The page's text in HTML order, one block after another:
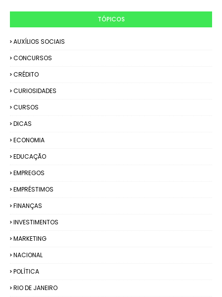
TÓPICOS
AUXÍLIOS SOCIAIS
CONCURSOS
CRÉDITO
CURIOSIDADES
CURSOS
DICAS
ECONOMIA
EDUCAÇÃO
EMPREGOS
EMPRÉSTIMOS
FINANÇAS
INVESTIMENTOS
MARKETING
NACIONAL
POLÍTICA
RIO DE JANEIRO